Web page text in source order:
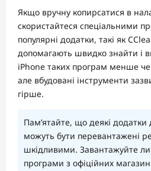
Якщо вручну копирсатися в
скористайтеся спеціальними
популярні додатки, такі як
допомагають швидко знайти і
iPhone таких програм менше
але вбудовані інструменти
гірше.
Пам’ятайте, що деякі
можуть бути перевантажені
шкідливими. Завантажуйте
програми з офіційних